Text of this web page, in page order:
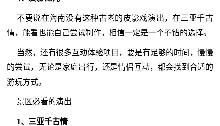
不要说在海南没有这种古老的皮影戏演出，在三亚千古
情，能看也能自己尝试制作，相信一定是一个不错的选择。
当然，还有很多互动体验项目，要是有足够的时间，慢慢
的尝试，无论是家庭出行，还是情侣互动，都会找到合适的
游玩方式。
景区必看的演出
1、三亚千古情